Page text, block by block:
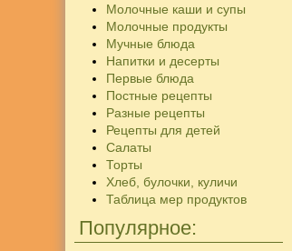
Молочные каши и супы
Молочные продукты
Мучные блюда
Напитки и десерты
Первые блюда
Постные рецепты
Разные рецепты
Рецепты для детей
Салаты
Торты
Хлеб, булочки, куличи
Таблица мер продуктов
Популярное: